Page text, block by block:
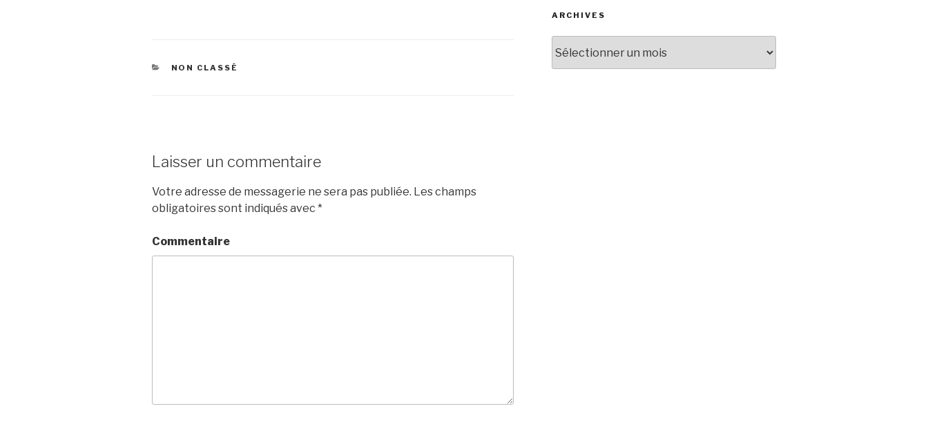
CATÉGORIES
NON CLASSÉ
Laisser un commentaire
Votre adresse de messagerie ne sera pas publiée. Les champs
obligatoires sont indiqués avec *
Commentaire
ARCHIVES